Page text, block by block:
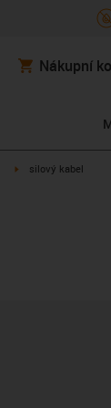
Nákupní
igus-icon-arrow-right
silový kabel